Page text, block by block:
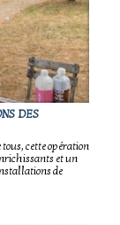
DES
cette opération
et un
de